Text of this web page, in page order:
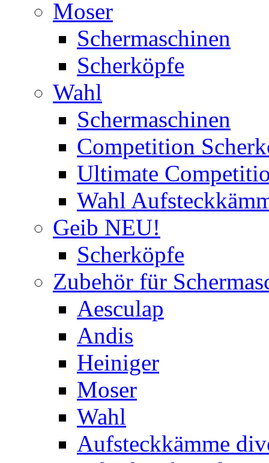
Moser
Schermaschinen
Scherköpfe
Wahl
Schermaschinen
Competition
Ultimate
Wahl
Geib NEU!
Scherköpfe
Zubehör für
Aesculap
Andis
Heiniger
Moser
Wahl
Aufsteckkämme